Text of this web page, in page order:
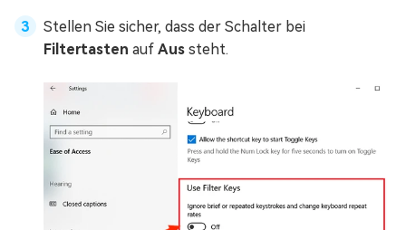
Stellen Sie sicher, dass der Schalter bei
Filtertasten auf Aus steht.